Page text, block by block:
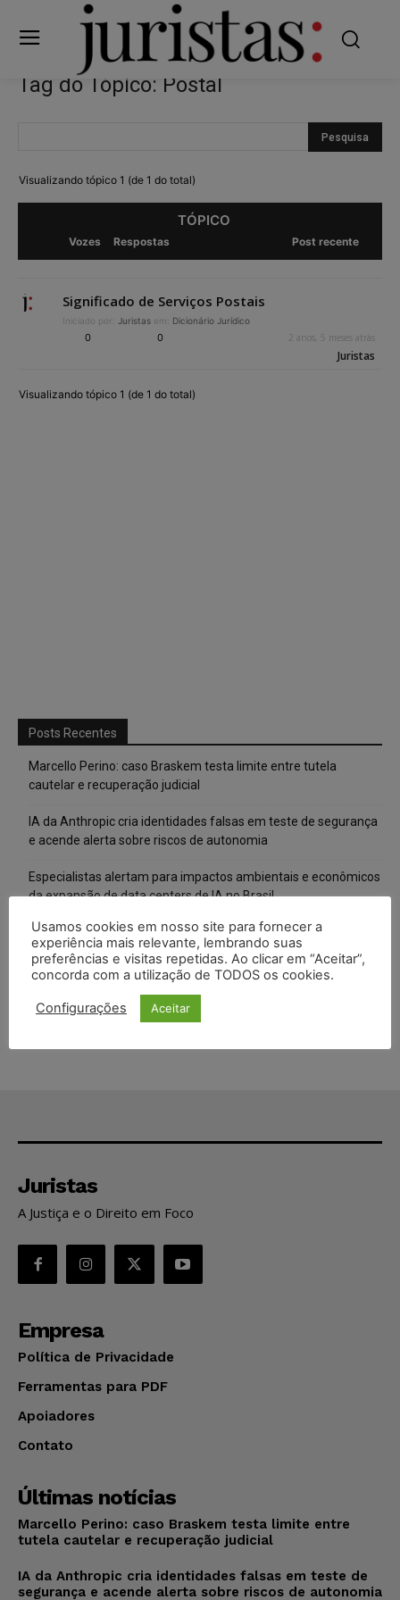
Tag do Tópico: Postal
Visualizando tópico 1 (de 1 do total)
TÓPICO
Vozes Respostas Post recente
Significado de Serviços Postais
Iniciado por: Juristas em: Dicionário Jurídico
0 0 2 anos, 5 meses atrás
Juristas
Visualizando tópico 1 (de 1 do total)
Posts Recentes
Marcello Perino: caso Braskem testa limite entre tutela
cautelar e recuperação judicial
IA da Anthropic cria identidades falsas em teste de segurança
e acende alerta sobre riscos de autonomia
Especialistas alertam para impactos ambientais e econômicos
da expansão de data centers de IA no Brasil
TSE reforça que sistemas das urnas eletrônicas tornam-se
invioláveis após assinatura digital e lacração
STF inicia julgamento sobre constitucionalidade da proibição
dos jogos de azar no Brasil
Juristas
A Justiça e o Direito em Foco
Empresa
Política de Privacidade
Ferramentas para PDF
Apoiadores
Contato
Últimas notícias
Marcello Perino: caso Braskem testa limite entre
tutela cautelar e recuperação judicial
IA da Anthropic cria identidades falsas em teste de
segurança e acende alerta sobre riscos de autonomia
Usamos cookies em nosso site para fornecer a
experiência mais relevante, lembrando suas
preferências e visitas repetidas. Ao clicar em “Aceitar”,
concorda com a utilização de TODOS os cookies.
Configurações Aceitar